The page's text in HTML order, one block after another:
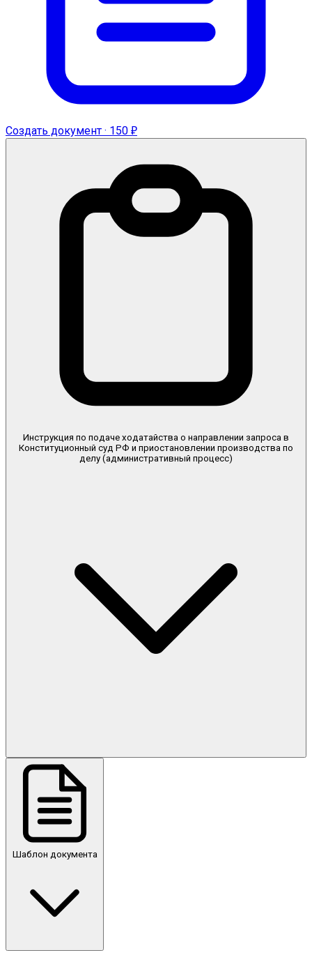
Создать документ · 150 ₽
Инструкция по подаче ходатайства о направлении запроса в
Конституционный суд РФ и приостановлении производства по
делу (административный процесс)
Шаблон документа